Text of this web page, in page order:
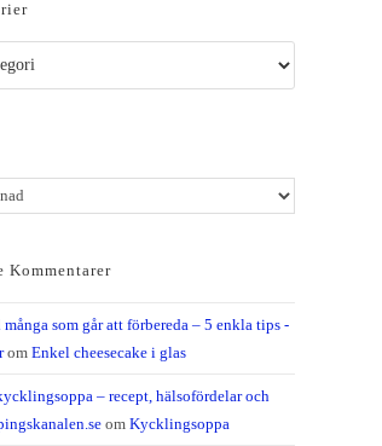
Kommentarer
många som går att förbereda – 5
NyhetsradaromEnkel cheesecake i
– recept, hälsofördelar